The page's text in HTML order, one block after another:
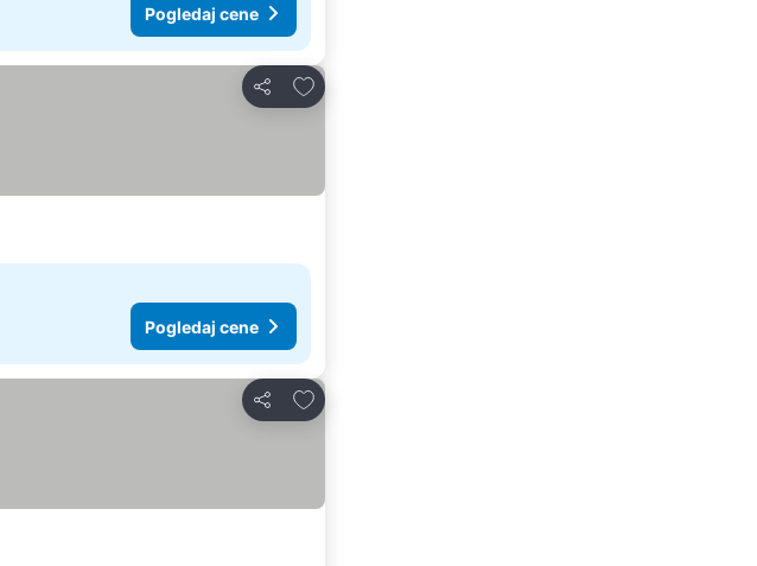
Pogledaj cene
Deli
Dodati u favorite
Pogledaj cene
Deli
Dodati u favorite